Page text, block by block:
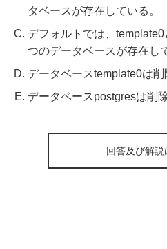
タベースが存在している。
デフォルトでは、
つのデータベースが存在し
データベースtemplate0は削
データベースpostgresは削
回答及び解説